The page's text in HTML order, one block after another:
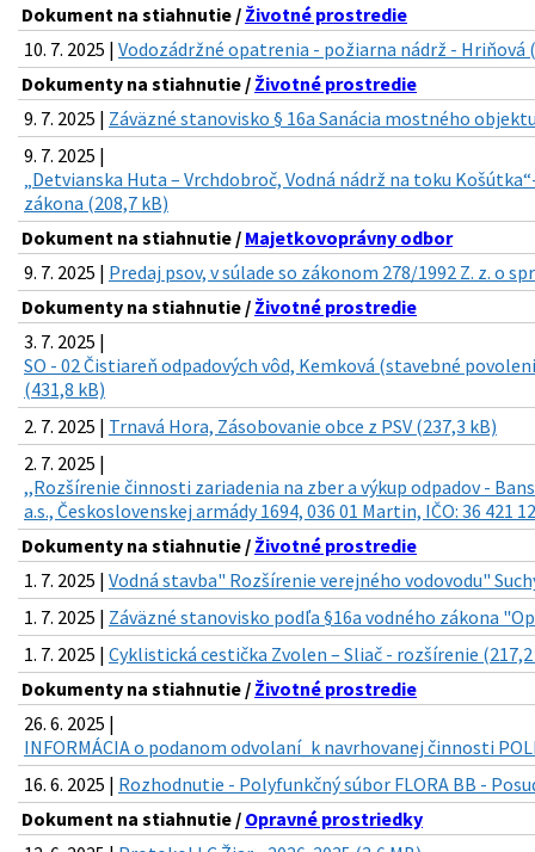
Dokument na stiahnutie / Životné prostredie
10. 7. 2025 | Vodozádržné opatrenia - požiarna nádrž - Hriňová
Dokumenty na stiahnutie / Životné prostredie
9. 7. 2025 | Záväzné stanovisko § 16a Sanácia mostného
9. 7. 2025 |
„Detvianska Huta – Vrchdobroč, Vodná nádrž na toku
zákona (208,7 kB)
Dokument na stiahnutie / Majetkovoprávny odbor
9. 7. 2025 | Predaj psov, v súlade so zákonom 278/1992 Z. z. o
Dokumenty na stiahnutie / Životné prostredie
3. 7. 2025 |
SO - 02 Čistiareň odpadových vôd, Kemková (stavebné
(431,8 kB)
2. 7. 2025 | Trnavá Hora, Zásobovanie obce z PSV (237,3 kB)
2. 7. 2025 |
,,Rozšírenie činnosti zariadenia na zber a výkup odpadov -
a.s., Československej armády 1694, 036 01 Martin, IČO: 36 421
Dokumenty na stiahnutie / Životné prostredie
1. 7. 2025 | Vodná stavba" Rozšírenie verejného vodovodu"
1. 7. 2025 | Záväzné stanovisko podľa §16a vodného zákona
1. 7. 2025 | Cyklistická cestička Zvolen – Sliač - rozšírenie
Dokumenty na stiahnutie / Životné prostredie
26. 6. 2025 |
INFORMÁCIA o podanom odvolaní_k navrhovanej činnosti
16. 6. 2025 | Rozhodnutie - Polyfunkčný súbor FLORA BB -
Dokument na stiahnutie / Opravné prostriedky